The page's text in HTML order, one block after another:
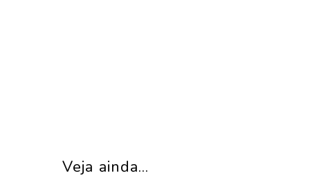
Veja ainda...